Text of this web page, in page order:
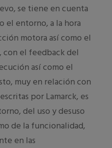
se tiene en cuenta
entorno, a la hora
motora así como el
con el feedback del
así como el
muy en relación con
por Lamarck, es
del uso y desuso
de la funcionalidad,
en las